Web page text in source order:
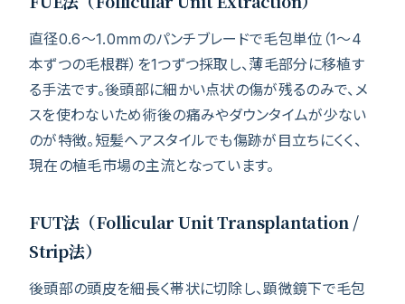
直径0.6〜1.0mmのパンチブレードで毛包単位（1〜4
本ずつの毛根群）を1つずつ採取し、薄毛部分に移植す
る手法です。後頭部に細かい点状の傷が残るのみで、メ
スを使わないため術後の痛みやダウンタイムが少ない
のが特徴。短髪ヘアスタイルでも傷跡が目立ちにくく、
現在の植毛市場の主流となっています。
FUT法（Follicular Unit Transplantation /
Strip法）
後頭部の頭皮を細長く帯状に切除し、顕微鏡下で毛包